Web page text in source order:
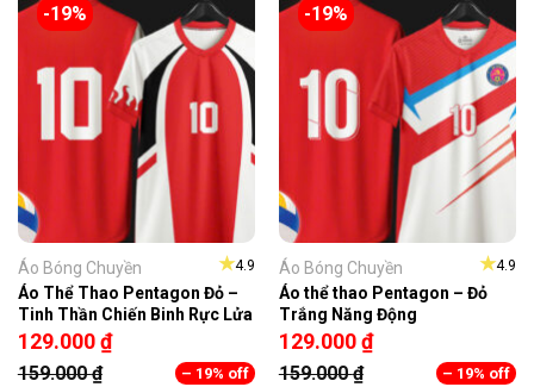
-19%
★4.9
Áo Bóng Chuyền
Áo Thể Thao Pentagon Đỏ –
Tinh Thần Chiến Binh Rực Lửa
129.000₫
159.000₫
– 19% off
-19%
★4.9
Áo Bóng Chuyền
Áo thể thao Pentagon – Đỏ
Trắng Năng Động
129.000₫
159.000₫
– 19% off